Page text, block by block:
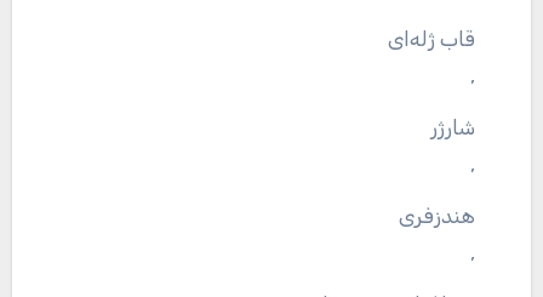
قاب ژله‌ای
,
شارژر
,
هندزفری
,